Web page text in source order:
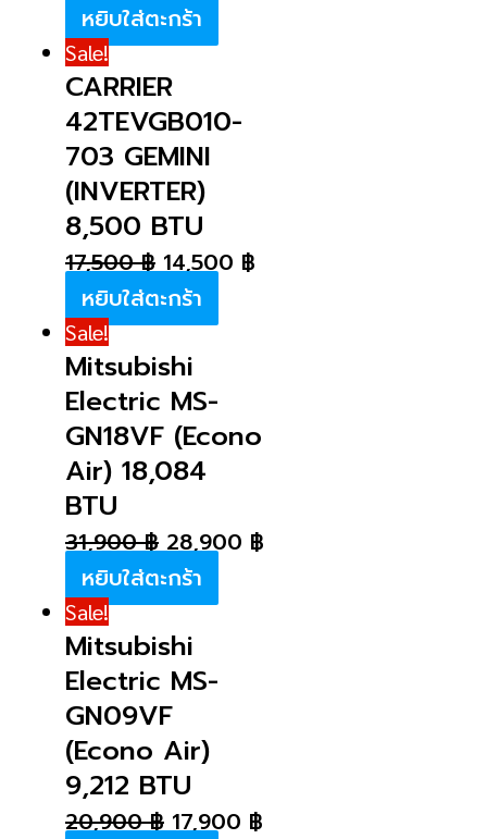
หยิบใส่ตะกร้า
Sale!
CARRIER
42TEVGB010-
703 GEMINI
(INVERTER)
8,500 BTU
17,500฿ 14,500 ฿
หยิบใส่ตะกร้า
Sale!
Mitsubishi
Electric MS-
GN18VF (Econo
Air) 18,084
BTU
31,900฿ 28,900 ฿
หยิบใส่ตะกร้า
Sale!
Mitsubishi
Electric MS-
GN09VF
(Econo Air)
9,212 BTU
20,900฿ 17,900 ฿